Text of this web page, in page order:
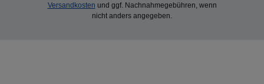
Versandkosten und ggf. Nachnahmegebühren, wenn
nicht anders angegeben.